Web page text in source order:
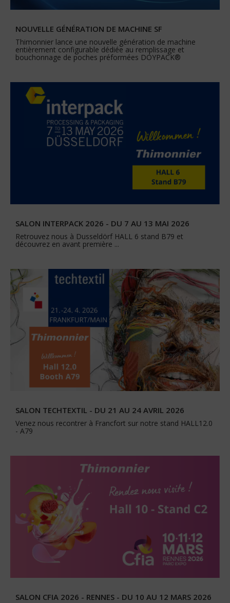
NOUVELLE GÉNÉRATION DE MACHINE SF
Thimonnier lance une nouvelle génération de machine
entièrement configurable dédiée au remplissage et
bouchonnage de poches préformées DOYPACK®
SALON INTERPACK 2026 - DU 7 AU 13 MAI 2026
Retrouvez nous à Dusseldörf HALL 6 stand B79 et
découvrez en avant première ...
SALON TECHTEXTIL - DU 21 AU 24 AVRIL 2026
Venez nous recontrer à Francfort sur notre stand HALL12.0
- A79
SALON CFIA 2026 - RENNES - DU 10 AU 12 MARS 2026